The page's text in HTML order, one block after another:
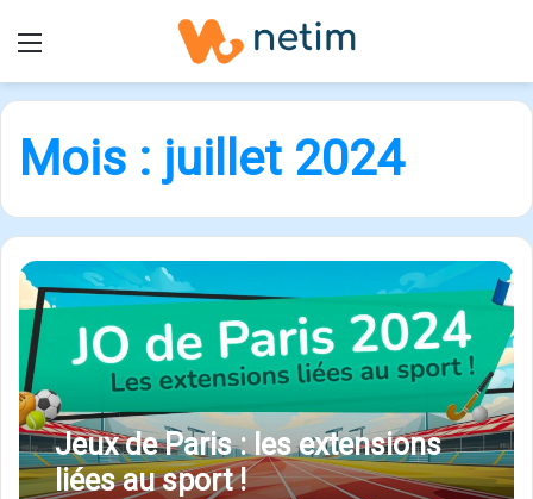
Menu
Mois : juillet 2024
Jeux de Paris : les extensions
liées au sport !